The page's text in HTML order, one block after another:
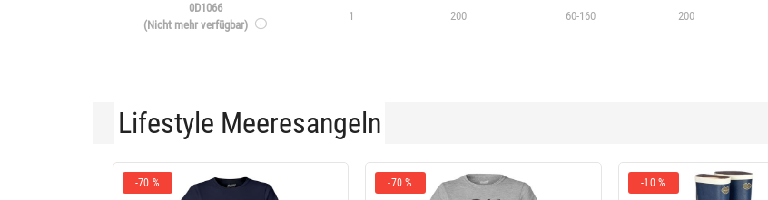
0D1066
(Nicht mehr verfügbar)
1 200 60-160 200
Lifestyle Meeresangeln
-70 % -70 % -10 %